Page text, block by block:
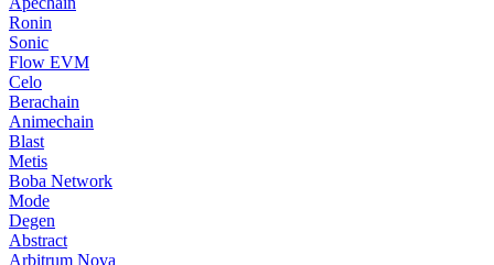
Ronin
Sonic
Flow EVM
Celo
Berachain
Animechain
Blast
Metis
Boba Network
Mode
Degen
Abstract
Arbitrum Nova